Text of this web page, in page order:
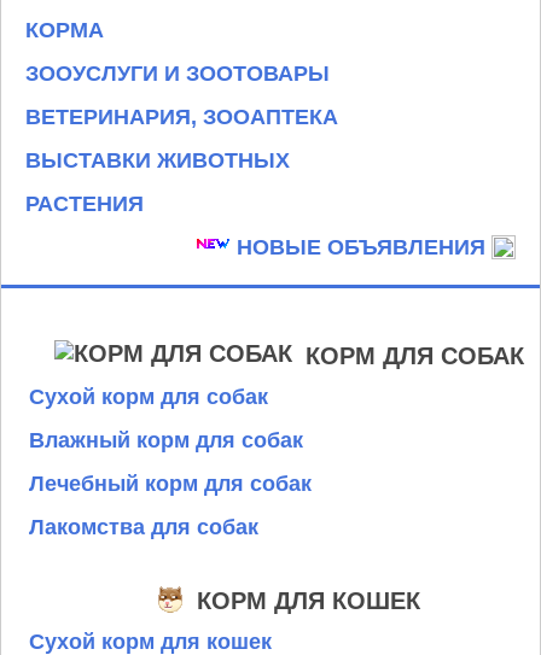
КОРМА
ЗООУСЛУГИ И ЗООТОВАРЫ
ВЕТЕРИНАРИЯ, ЗООАПТЕКА
ВЫСТАВКИ ЖИВОТНЫХ
РАСТЕНИЯ
НОВЫЕ ОБЪЯВЛЕНИЯ
КОРМ ДЛЯ СОБАК
Сухой корм для собак
Влажный корм для собак
Лечебный корм для собак
Лакомства для собак
КОРМ ДЛЯ КОШЕК
Сухой корм для кошек